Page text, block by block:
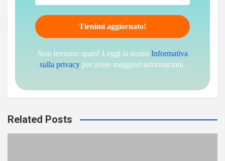
Non inviamo spam! Leggi la nostra Informativa
sulla privacy per avere maggiori informazioni.
Related Posts